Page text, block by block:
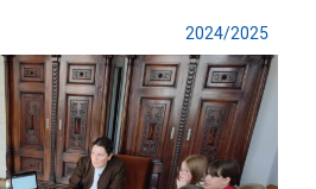
2024/2025